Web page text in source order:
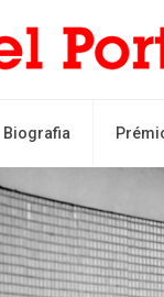
Biografia